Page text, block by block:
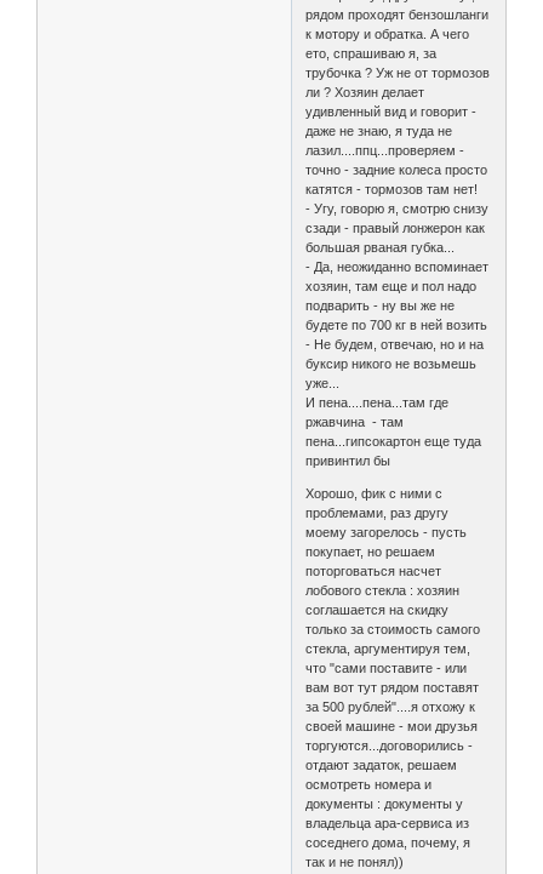
рядом проходят бензошланги
к мотору и обратка. А чего
ето, спрашиваю я, за
трубочка ? Уж не от тормозов
ли ? Хозяин делает
удивленный вид и говорит -
даже не знаю, я туда не
лазил....ппц...проверяем -
точно - задние колеса просто
катятся - тормозов там нет!
- Угу, говорю я, смотрю снизу
сзади - правый лонжерон как
большая рваная губка...
- Да, неожиданно вспоминает
хозяин, там еще и пол надо
подварить - ну вы же не
будете по 700 кг в ней возить
- Не будем, отвечаю, но и на
буксир никого не возьмешь
уже...
И пена....пена...там где
ржавчина - там
пена...гипсокартон еще туда
привинтил бы
Хорошо, фик с ними с
проблемами, раз другу
моему загорелось - пусть
покупает, но решаем
поторговаться насчет
лобового стекла : хозяин
соглашается на скидку
только за стоимость самого
стекла, аргументируя тем,
что "сами поставите - или
вам вот тут рядом поставят
за 500 рублей"....я отхожу к
своей машине - мои друзья
торгуются...договорились -
отдают задаток, решаем
осмотреть номера и
документы : документы у
владельца ара-сервиса из
соседнего дома, почему, я
так и не понял))